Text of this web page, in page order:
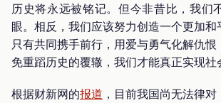
历史将永远被铭记。但今非昔比，我们
眼。相反，我们应该努力创造一个更加和
只有共同携手前行，用爱与勇气化解仇
免重蹈历史的覆辙，我们才能真正实现社
根据财新网的报道 ，目前我国尚无法律